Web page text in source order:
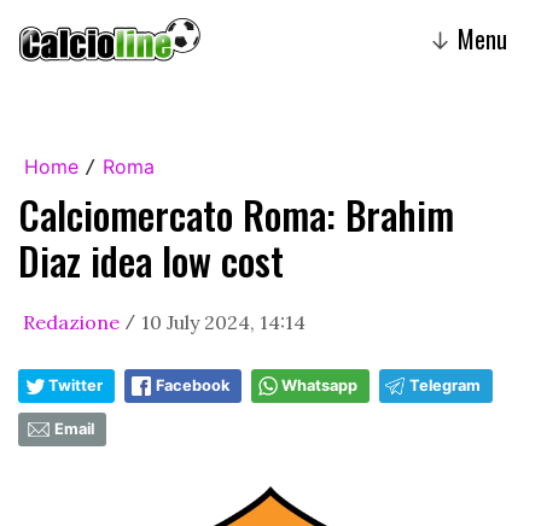
↓ Menu
Home / Roma
Calciomercato Roma: Brahim
Diaz idea low cost
Redazione / 10 July 2024, 14:14
Twitter Facebook Whatsapp Telegram
Email